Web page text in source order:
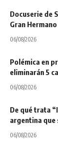
Docuserie de
Gran
06/08/2026
Polémica en
eliminarán 5
06/08/2026
De qué trata
argentina que
06/08/2026